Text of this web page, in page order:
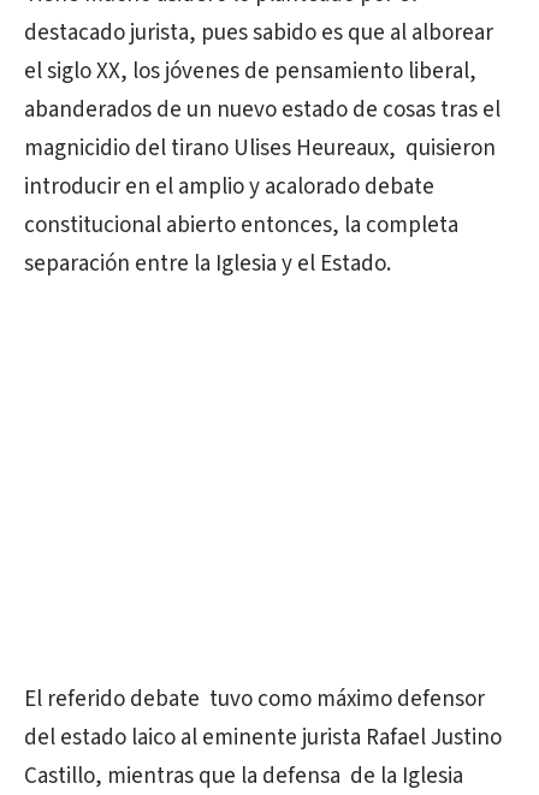
destacado jurista, pues sabido es que al alborear
el siglo XX, los jóvenes de pensamiento liberal,
abanderados de un nuevo estado de cosas tras el
magnicidio del tirano Ulises Heureaux, quisieron
introducir en el amplio y acalorado debate
constitucional abierto entonces, la completa
separación entre la Iglesia y el Estado.
El referido debate tuvo como máximo defensor
del estado laico al eminente jurista Rafael Justino
Castillo, mientras que la defensa de la Iglesia